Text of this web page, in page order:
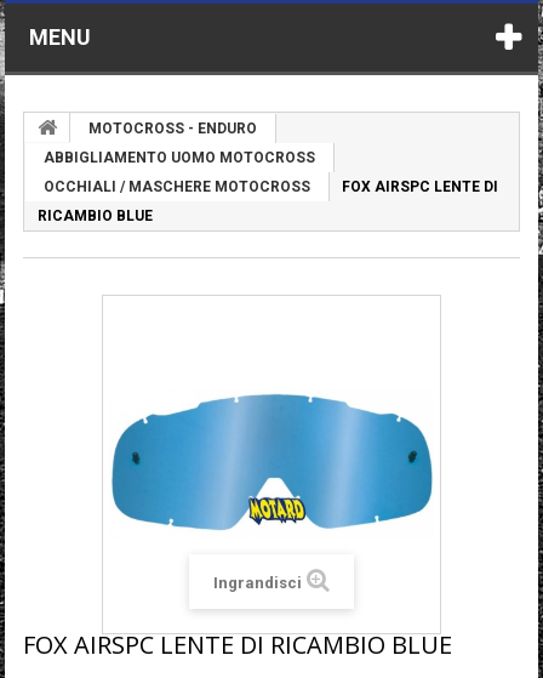
MENU
MOTOCROSS - ENDURO
ABBIGLIAMENTO UOMO MOTOCROSS
OCCHIALI / MASCHERE MOTOCROSS
FOX AIRSPC LENTE DI
RICAMBIO BLUE
Ingrandisci
FOX AIRSPC LENTE DI RICAMBIO BLUE